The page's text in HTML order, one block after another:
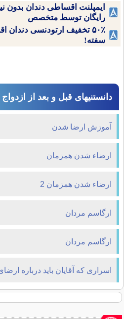
ایمپلنت اقساطی دندان بدون
رایگان توسط متخصص
۵۰٪ تخفیف ارتودنسی
سفته!
دانستنیهای قبل و بعد از ازدواج
آموزش ارضا شدن
ارضاء شدن همزمان
ارضاء شدن همزمان 2
ارگاسم مردان
ارگاسم مردان
اسراری که آقایان باید درباره ارضای